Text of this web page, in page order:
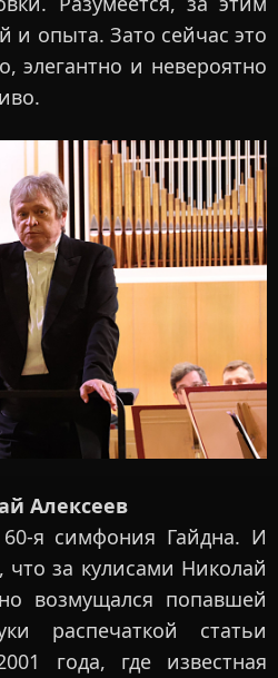
и опыта. Зато сейчас это
элегантно и невероятно
Алексеев
я симфония Гайдна. И
что за кулисами Николай
возмущался попавшей
распечаткой статьи
года, где известная